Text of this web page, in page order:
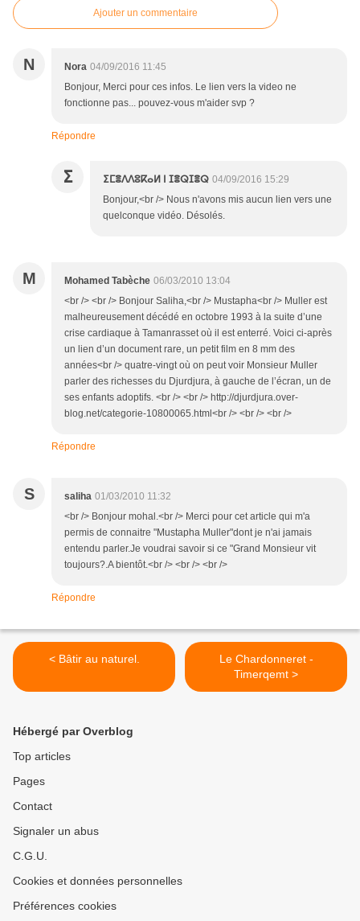
Ajouter un commentaire
N Nora 04/09/2016 11:45
Bonjour, Merci pour ces infos. Le lien vers la video ne
fonctionne pas... pouvez-vous m'aider svp ?
Répondre
ⵉ ⵉⵎⴻⴷⴷⵓⴽⴰⵍ ⵏ ⵊⴻⵕⵊⴻⵕ 04/09/2016 15:29
Bonjour,<br /> Nous n'avons mis aucun lien vers une
quelconque vidéo. Désolés.
M Mohamed Tabèche 06/03/2010 13:04
<br /> <br /> Bonjour Saliha,<br /> Mustapha<br /> Muller est
malheureusement décédé en octobre 1993 à la suite d’une
crise cardiaque à Tamanrasset où il est enterré. Voici ci-après
un lien d’un document rare, un petit film en 8 mm des
années<br /> quatre-vingt où on peut voir Monsieur Muller
parler des richesses du Djurdjura, à gauche de l’écran, un de
ses enfants adoptifs. <br /> <br /> http://djurdjura.over-
blog.net/categorie-10800065.html<br /> <br /> <br />
Répondre
S saliha 01/03/2010 11:32
<br /> Bonjour mohal.<br /> Merci pour cet article qui m'a
permis de connaitre "Mustapha Muller"dont je n'ai jamais
entendu parler.Je voudrai savoir si ce "Grand Monsieur vit
toujours?.A bientôt.<br /> <br /> <br />
Répondre
< Bâtir au naturel.
Le Chardonneret -
Timerqemt >
Hébergé par Overblog
Top articles
Pages
Contact
Signaler un abus
C.G.U.
Cookies et données personnelles
Préférences cookies